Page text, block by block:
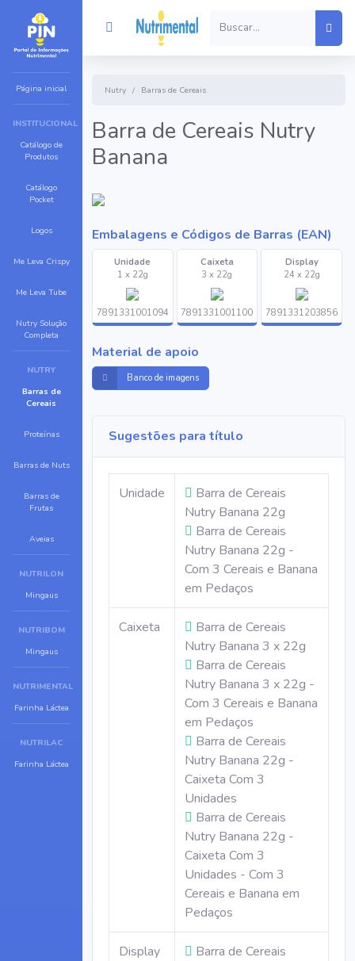
Página inicial
INSTITUCIONAL
Catálogo de
Produtos
Catálogo
Pocket
Logos
Me Leva Crispy
Me Leva Tube
Nutry Solução
Completa
NUTRY
Barras de
Cereais
Proteínas
Barras de Nuts
Barras de
Frutas
Aveias
NUTRILON
Mingaus
NUTRIBOM
Mingaus
NUTRIMENTAL
Farinha Láctea
NUTRILAC
Farinha Láctea
Nutry Barras de Cereais
Barra de Cereais Nutry
Banana
Embalagens e Códigos de Barras (EAN)
Unidade
1 x 22g
7891331001094
Caixeta
3 x 22g
7891331001100
Display
24 x 22g
7891331203856
Material de apoio
Banco de imagens
Sugestões para título
Unidade
Barra de Cereais
Nutry Banana 22g
Barra de Cereais
Nutry Banana 22g -
Com 3 Cereais e Banana
em Pedaços
Caixeta
Barra de Cereais
Nutry Banana 3 x 22g
Barra de Cereais
Nutry Banana 3 x 22g -
Com 3 Cereais e Banana
em Pedaços
Barra de Cereais
Nutry Banana 22g -
Caixeta Com 3
Unidades
Barra de Cereais
Nutry Banana 22g -
Caixeta Com 3
Unidades - Com 3
Cereais e Banana em
Pedaços
Display
Barra de Cereais